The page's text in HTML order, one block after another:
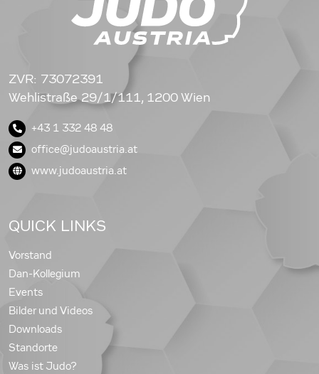
ZVR: 73072391
Wehlistraße 29/1/111, 1200 Wien
+43 1 332 48 48
office@judoaustria.at
www.judoaustria.at
QUICK LINKS
Vorstand
Dan-Kollegium
Events
Bilder und Videos
Downloads
Standorte
Was ist Judo?